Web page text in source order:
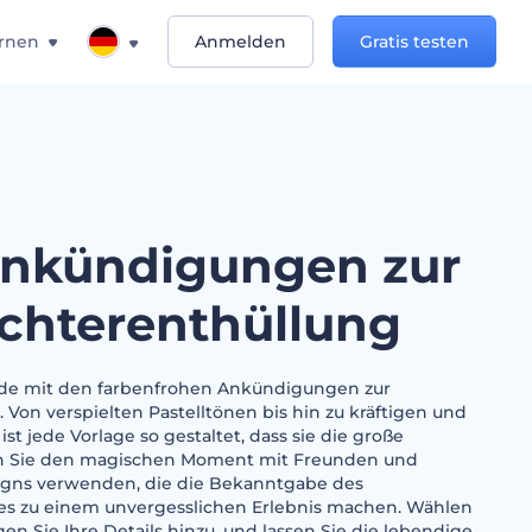
Anmelden Gratis testen
zur
mit den farbenfrohen Ankündigungen zur
verspielten Pastelltönen bis hin zu kräftigen und
jede Vorlage so gestaltet, dass sie die große
Sie den magischen Moment mit Freunden und
verwenden, die die Bekanntgabe des
zu einem unvergesslichen Erlebnis machen. Wählen